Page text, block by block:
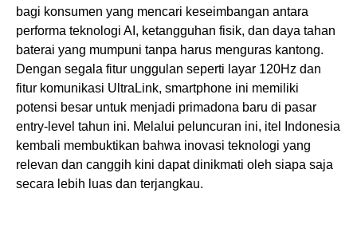
bagi konsumen yang mencari keseimbangan antara
performa teknologi AI, ketangguhan fisik, dan daya tahan
baterai yang mumpuni tanpa harus menguras kantong.
Dengan segala fitur unggulan seperti layar 120Hz dan
fitur komunikasi UltraLink, smartphone ini memiliki
potensi besar untuk menjadi primadona baru di pasar
entry-level tahun ini. Melalui peluncuran ini, itel Indonesia
kembali membuktikan bahwa inovasi teknologi yang
relevan dan canggih kini dapat dinikmati oleh siapa saja
secara lebih luas dan terjangkau.